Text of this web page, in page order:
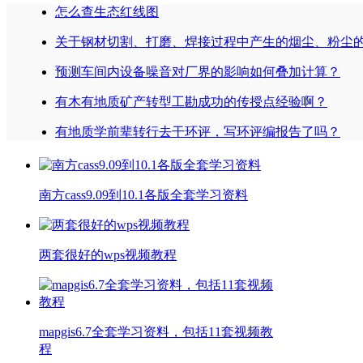
怎么查生态红线图
关于钢材切割、打磨、焊接过程中产生的烟尘、粉尘
预测车间内设备噪音对厂界的影响如何叠加计算？
有木有地质矿产转型工勘成功的传授点经验啊？
有地质学前辈转行去干环评，写环评编报告了吗？
南方cass9.09到10.1各版全套学习资料
两套很好的wps视频教程
mapgis6.7全套学习资料，包括11套视频教
程